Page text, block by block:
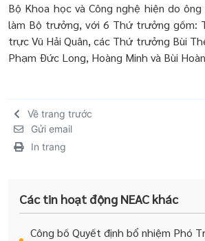
Bộ Khoa học và Công nghệ hiện do ông
làm Bộ trưởng, với 6 Thứ trưởng gồm:
trực Vũ Hải Quân, các Thứ trưởng Bùi
Phạm Đức Long, Hoàng Minh và Bùi
Về trang trước
Gửi email
In trang
Các tin hoạt động NEAC khác
Công bố Quyết định bổ nhiệm Phó